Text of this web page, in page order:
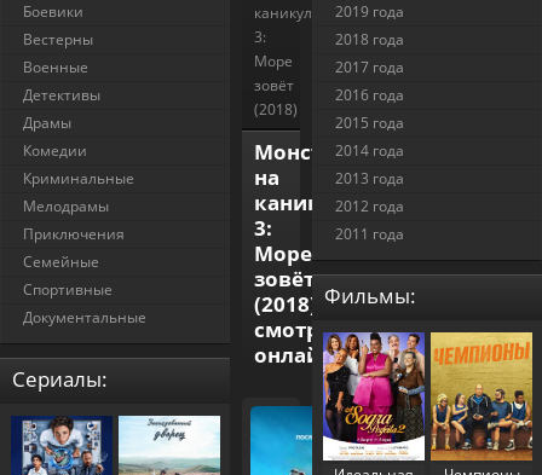
каникулах
3:
Море
зовёт
(2018)
Монстры
на
каникулах
3:
Море
зовёт
(2018)
смотреть
онлайн
Боевики
Вестерны
Военные
Детективы
Драмы
Комедии
Криминальные
Мелодрамы
Приключения
Семейные
Спортивные
Документальные
Cериалы:
2019 года
2018 года
2017 года
2016 года
2015 года
2014 года
2013 года
2012 года
2011 года
Фильмы: